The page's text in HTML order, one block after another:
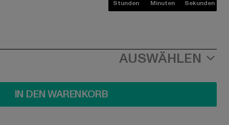
Stunden Minuten Sekunden
AUSWÄHLEN
IN DEN WARENKORB